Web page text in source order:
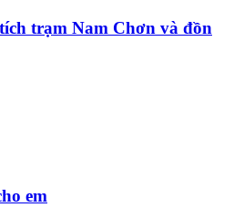
trạm Nam Chơn và đồn
em